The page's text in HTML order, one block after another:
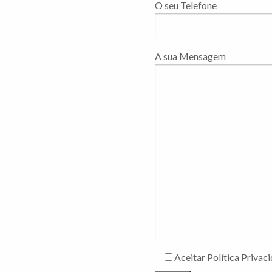
O seu Telefone
A sua Mensagem
Aceitar Política